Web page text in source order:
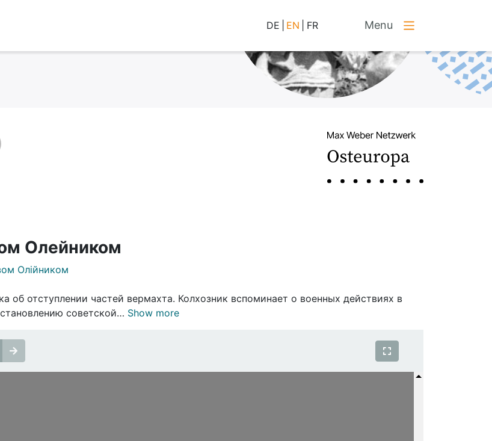
DE EN FR Menu
Олейником
Олійником
об отступлении частей вермахта. Колхозник вспоминает о военных действиях в
советской… Show more